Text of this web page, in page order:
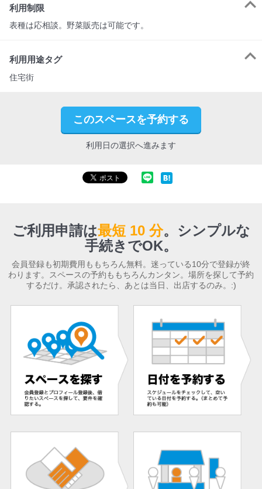
利用制限
表種は応相談。野菜販売は可能です。
利用用途タグ
住宅街
このスペースを予約する
利用日の選択へ進みます
ご利用申請は最短 10 分。 シンプルな
手続きでOK。
会員登録も初期費用ももちろん無料。迷っている10分で登録が終
わります。スペースの予約ももちろんカンタン。場所を探して予約
するだけ。承認されたら、あとは当日、出店するのみ。:)